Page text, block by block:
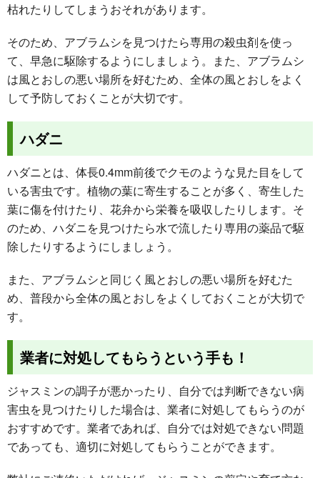
枯れたりしてしまうおそれがあります。
そのため、アブラムシを見つけたら専用の殺虫剤を使っ
て、早急に駆除するようにしましょう。また、アブラムシ
は風とおしの悪い場所を好むため、全体の風とおしをよく
して予防しておくことが大切です。
ハダニ
ハダニとは、体長0.4mm前後でクモのような見た目をして
いる害虫です。植物の葉に寄生することが多く、寄生した
葉に傷を付けたり、花弁から栄養を吸収したりします。そ
のため、ハダニを見つけたら水で流したり専用の薬品で駆
除したりするようにしましょう。
また、アブラムシと同じく風とおしの悪い場所を好むた
め、普段から全体の風とおしをよくしておくことが大切で
す。
業者に対処してもらうという手も！
ジャスミンの調子が悪かったり、自分では判断できない病
害虫を見つけたりした場合は、業者に対処してもらうのが
おすすめです。業者であれば、自分では対処できない問題
であっても、適切に対処してもらうことができます。